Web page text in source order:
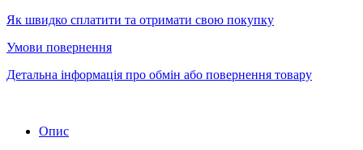
Як швидко сплатити та отримати свою покупку
Умови повернення
Детальна інформація про обмін або повернення товару
Опис